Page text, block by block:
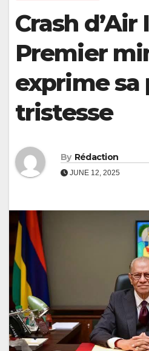
Crash d’Air
Premier
exprime sa
tristesse
By Rédaction
JUNE 12, 2025